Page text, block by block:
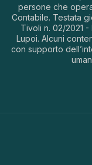
persone che
Contabile. Testata
Tivoli n. 02/2021
Lupoi. Alcuni
con supporto